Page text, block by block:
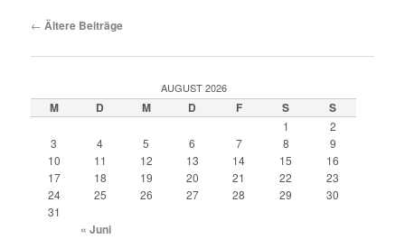
Beitragsnavigation
← Ältere Beiträge
AUGUST 2026
M D M D F S S
1
2
3
4 5 6 7 8
9
10
11 12 13 14 15
16
17
18 19 20 21 22
23
24
25 26 27 28 29
30
31
« Juni